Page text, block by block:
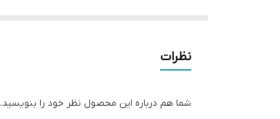
نظرات
شما هم درباره این محصول نظر خود را بنویسید.